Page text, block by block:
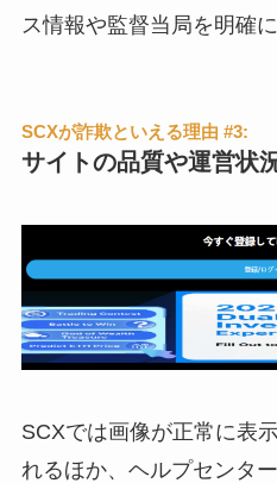
ス情報や監督当局を明確
SCXが詐欺といえる理由 #3:
サイトの品質や運営状
SCXでは画像が正常に表
れるほか、ヘルプセンタ